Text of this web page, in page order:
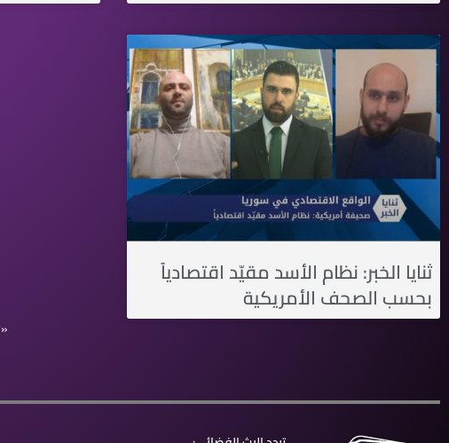
ثنايا الخبر: نظام الأسد مقيّد اقتصادياً
بحسب الصحف الأمريكية